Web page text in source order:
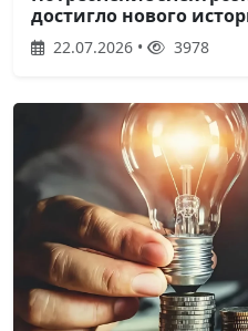
достигло нового
22.07.2026 • 3978